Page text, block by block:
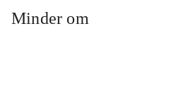
Minder om